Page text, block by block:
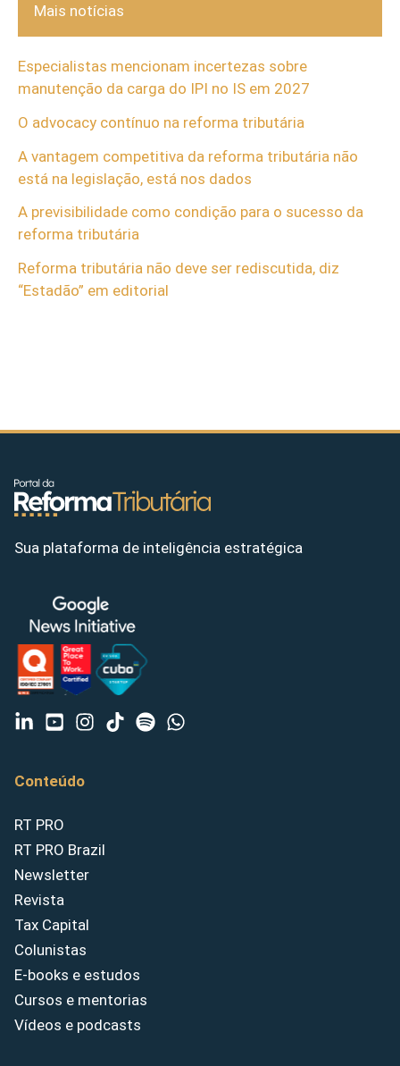
Mais notícias
Especialistas mencionam incertezas sobre
manutenção da carga do IPI no IS em 2027
O advocacy contínuo na reforma tributária
A vantagem competitiva da reforma tributária não
está na legislação, está nos dados
A previsibilidade como condição para o sucesso da
reforma tributária
Reforma tributária não deve ser rediscutida, diz
“Estadão” em editorial
Sua plataforma de inteligência estratégica
Conteúdo
RT PRO
RT PRO Brazil
Newsletter
Revista
Tax Capital
Colunistas
E-books e estudos
Cursos e mentorias
Vídeos e podcasts